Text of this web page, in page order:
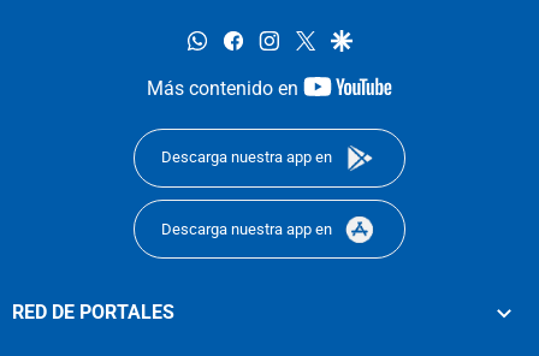
whatsappfacebookinstagram
twittergoogle
Más contenido en
youtube-
Descarga nuestra app en
Descarga nuestra app en
RED DE PORTALES